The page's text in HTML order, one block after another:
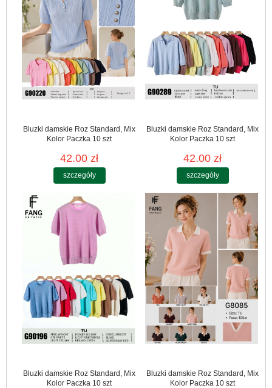
Bluzki damskie Roz Standard, Mix
Kolor Paczka 10 szt
42.00 zł
szczegóły
Bluzki damskie Roz Standard, Mix
Kolor Paczka 10 szt
42.00 zł
szczegóły
Bluzki damskie Roz Standard, Mix
Kolor Paczka 10 szt
Bluzki damskie Roz Standard, Mix
Kolor Paczka 10 szt